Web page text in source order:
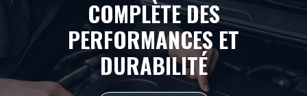
COMPLÈTE DES
PERFORMANCES ET
DURABILITÉ